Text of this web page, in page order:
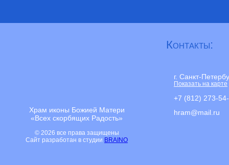
Храм иконы Божией Матери
«Всех скорбящих Радость»
© 2026 все права защищены
Сайт разработан в студии BRAINO
Контакты:
г. Санкт-
Показать на карте
+7 (812) 273-
hram@mail.ru